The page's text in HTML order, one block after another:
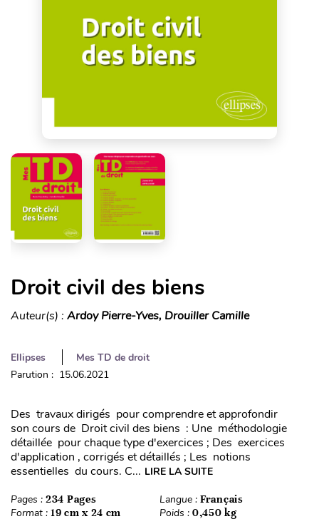
Droit civil des biens
Auteur(s) : Ardoy Pierre-Yves, Drouiller Camille
Ellipses
Mes TD de droit
Parution : 15.06.2021
Des travaux dirigés pour comprendre et approfondir
son cours de Droit civil des biens : Une méthodologie
détaillée pour chaque type d'exercices ; Des exercices
d'application , corrigés et détaillés ; Les notions
essentielles du cours. C... LIRE LA SUITE
Pages : 234 Pages Langue : Français
Format : 19 cm x 24 cm Poids : 0,450 kg